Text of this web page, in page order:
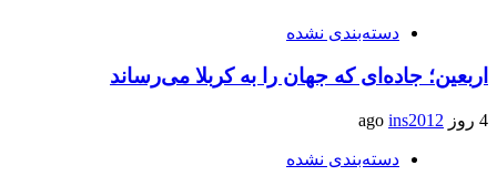
دسته‌بندی نشده
اربعین؛ جاده‌ای که جهان را به کربلا می‌رساند
4 روز ago ins2012
دسته‌بندی نشده